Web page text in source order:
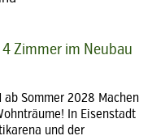
4 Zimmer im Neubau
ab Sommer 2028 Machen
In Eisenstadt
und der